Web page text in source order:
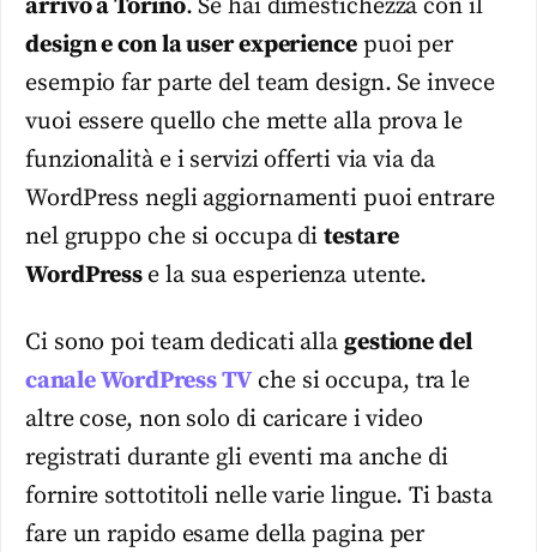
arrivo a Torino. Se hai dimestichezza con il
design e con la user experiencepuoi per
esempio far parte del team design. Se invece
vuoi essere quello che mette alla prova le
funzionalità e i servizi offerti via via da
WordPress negli aggiornamenti puoi entrare
nel gruppo che si occupa ditestare
WordPress e la sua esperienza utente.
Ci sono poi team dedicati alla gestione del
canale WordPress TVche si occupa, tra le
altre cose, non solo di caricare i video
registrati durante gli eventi ma anche di
fornire sottotitoli nelle varie lingue. Ti basta
fare un rapido esame della pagina per